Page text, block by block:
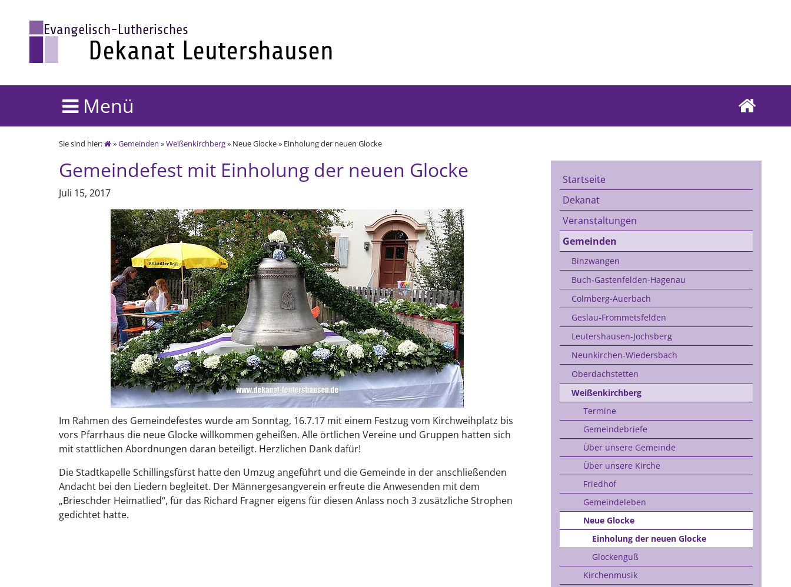
Menü
Sie sind hier: »Gemeinden »Weißenkirchberg» Neue Glocke » Einholung der neuen Glocke
Gemeindefest mit Einholung der neuen Glocke
Juli 15, 2017
Im Rahmen des Gemeindefestes wurde am Sonntag, 16.7.17 mit einem Festzug vom Kirchweihplatz bis
vors Pfarrhaus die neue Glocke willkommen geheißen. Alle örtlichen Vereine und Gruppen hatten sich
mit stattlichen Abordnungen daran beteiligt. Herzlichen Dank dafür!
Die Stadtkapelle Schillingsfürst hatte den Umzug angeführt und die Gemeinde in der anschließenden
Andacht bei den Liedern begleitet. Der Männergesangverein erfreute die Anwesenden mit dem
„Brieschder Heimatlied“, für das Richard Fragner eigens für diesen Anlass noch 3 zusätzliche Strophen
gedichtet hatte.
Startseite
Dekanat
Veranstaltungen
Gemeinden
Binzwangen
Buch-Gastenfelden-Hagenau
Colmberg-Auerbach
Geslau-Frommetsfelden
Leutershausen-Jochsberg
Neunkirchen-Wiedersbach
Oberdachstetten
Weißenkirchberg
Termine
Gemeindebriefe
Über unsere Gemeinde
Über unsere Kirche
Friedhof
Gemeindeleben
Neue Glocke
Einholung der neuen Glocke
Glockenguß
Kirchenmusik